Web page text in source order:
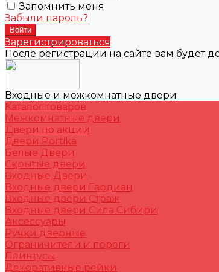
Запомнить меня
Забыли пароль?
Зарегистрироваться
После регистрации на сайте вам будет
Входные и межкомнатные двери
Каталог товаров
Межкомнатные двери
Двери по акции
Двери Portika
Белые Двери
Скрытые двери
Входные Двери
Входные двери Гардиан
Входные двери Страж
Входные двери Сила Сибири
Аксессуары
Ручки дверные
Ограничители и пороги
Плинтусы
Декоративные рейки